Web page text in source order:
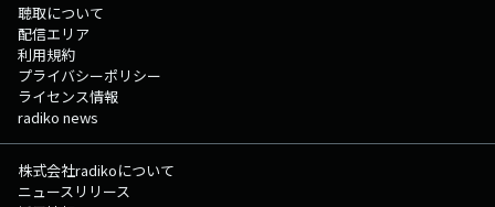
聴取について
配信エリア
利用規約
プライバシーポリシー
ライセンス情報
radiko news
株式会社radikoについて
ニュースリリース